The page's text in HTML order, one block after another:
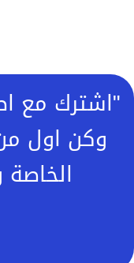
"اشترك مع
وكن اول
الخاصة